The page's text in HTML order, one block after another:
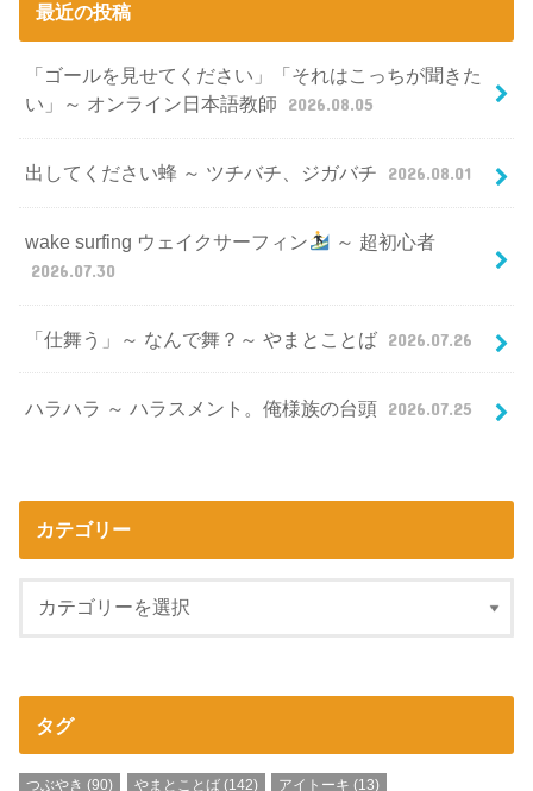
最近の投稿
「ゴールを見せてください」「それはこっちが聞きた
い」～ オンライン日本語教師
2026.08.05
出してください蜂 ～ ツチバチ、ジガバチ 2026.08.01
wake surfing ウェイクサーフィン
～ 超初心者
2026.07.30
「仕舞う」～ なんで舞？～ やまとことば 2026.07.26
ハラハラ ～ ハラスメント。俺様族の台頭 2026.07.25
カテゴリー
タグ
つぶやき (90) やまとことば(142) アイトーキ (13)